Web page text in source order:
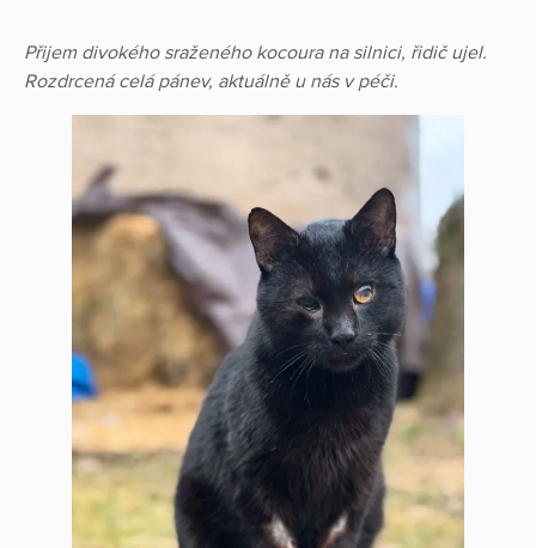
Přijem divokého sraženého kocoura na silnici, řidič ujel.
Rozdrcená celá pánev, aktuálně u nás v péči.